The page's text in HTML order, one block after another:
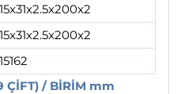
15x31x2.5x200x2
15x31x2.5x200x2
15162
ÇİFT) / BİRİM mm